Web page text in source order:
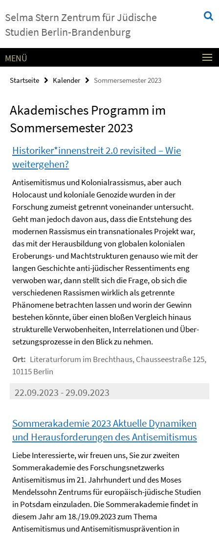
direkt
zu
Selma Stern Zentrum für Jüdische
Studien Berlin-Brandenburg
Service-
Navigation
MENÜ
Startseite Kalender Sommersemester 2023
Akademisches Programm im
Sommersemester 2023
Historiker*innenstreit 2.0 revisited – Wie
weitergehen?
Antisemitismus und Kolonialrassismus, aber auch
Holocaust und koloniale Genozide wurden in der
Forschung zumeist getrennt voneinander untersucht.
Geht man jedoch davon aus, dass die Entstehung des
modernen Rassismus ein transnationales Projekt war,
das mit der Herausbildung von globalen kolonialen
Eroberungs- und Machtstrukturen genauso wie mit der
langen Geschichte anti-jüdischer Ressentiments eng
verwoben war, dann stellt sich die Frage, ob sich die
verschiedenen Rassismen wirklich als getrennte
Phänomene betrachten lassen und worin der Gewinn
bestehen könnte, über einen bloßen Vergleich hinaus
strukturelle Ver­woben­­­heiten, Interrelationen und Über­
set­zungsprozesse in den Blick zu nehmen.
Ort: Literaturforum im Brechthaus, Chausseestraße 125,
10115 Berlin
22.09.2023 - 29.09.2023
Sommerakademie 2023 Aktuelle Dynamiken
und Herausforderungen des Antisemitismus
Liebe Interessierte, wir freuen uns, Sie zur zweiten
Sommerakademie des Forschungsnetzwerks
Antisemitismus im 21. Jahrhundert und des Moses
Mendelssohn Zentrums für europäisch-jüdische Studien
in Potsdam einzuladen. Die Sommerakademie findet in
diesem Jahr am 18./19.09.2023 zum Thema
Antisemitismus und Antisemitismusprävention in